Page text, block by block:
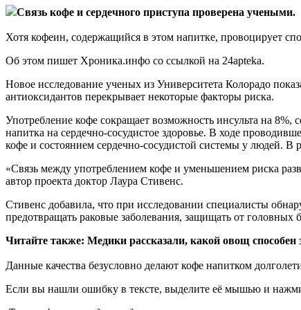
Связь кофе и сердечного приступа проверена учеными.
Хотя кофеин, содержащийся в этом напитке, провоцирует
Об этом пишет Хроника.инфо со ссылкой на 24apteka.
Новое исследование ученых из Университета Колорадо
антиоксидантов перекрывает некоторые факторы риска.
Употребление кофе сокращает возможность инсульта на 8%,
напитка на сердечно-сосудистое здоровье. В ходе
кофе и состоянием сердечно-сосудистой системы у людей. В
«Связь между употреблением кофе и уменьшением риска
автор проекта доктор Лаура Стивенс.
Стивенс добавила, что при исследовании специалисты
предотвращать раковые заболевания, защищать от головных
Читайте также: Медики рассказали, какой овощ способен
Данные качества безусловно делают кофе напитком
Если вы нашли ошибку в тексте, выделите её мышью и